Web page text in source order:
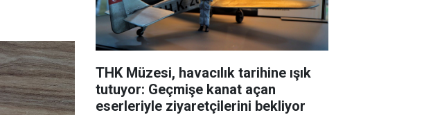
THK Müzesi, havacılık tarihine ışık
tutuyor: Geçmişe kanat açan
eserleriyle ziyaretçilerini bekliyor